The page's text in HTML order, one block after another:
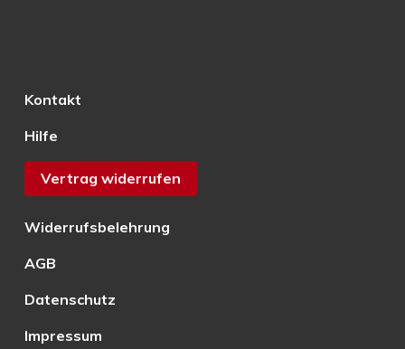
Kontakt
Hilfe
Vertrag widerrufen
Widerrufsbelehrung
AGB
Datenschutz
Impressum